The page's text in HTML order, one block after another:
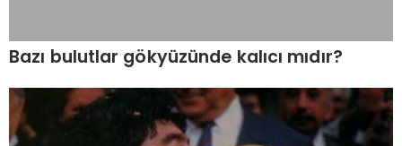
Bazı bulutlar gökyüzünde kalıcı mıdır?